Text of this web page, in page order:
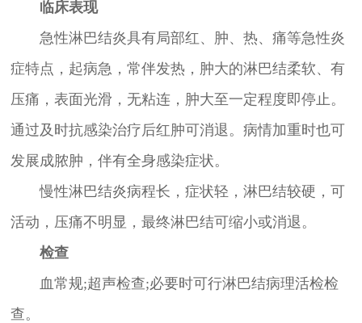
临床表现
急性淋巴结炎具有局部红、肿、热、痛等急性炎
症特点，起病急，常伴发热，肿大的淋巴结柔软、有
压痛，表面光滑，无粘连，肿大至一定程度即停止。
通过及时抗感染治疗后红肿可消退。病情加重时也可
发展成脓肿，伴有全身感染症状。
慢性淋巴结炎病程长，症状轻，淋巴结较硬，可
活动，压痛不明显，最终淋巴结可缩小或消退。
检查
血常规;超声检查;必要时可行淋巴结病理活检检
查。